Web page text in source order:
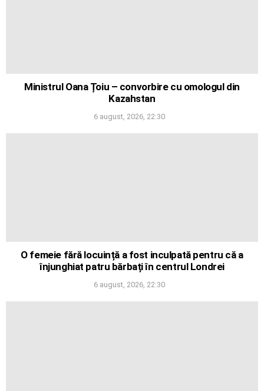
Ministrul Oana Țoiu – convorbire cu omologul din
Kazahstan
6 august, 2026, 22:30
O femeie fără locuință a fost inculpată pentru că a
înjunghiat patru bărbați în centrul Londrei
6 august, 2026, 22:30